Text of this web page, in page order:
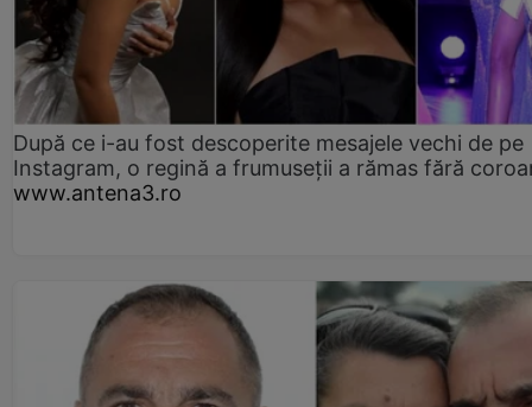
După ce i-au fost descoperite mesajele vechi de pe
Instagram, o regină a frumuseții a rămas fără
www.antena3.ro